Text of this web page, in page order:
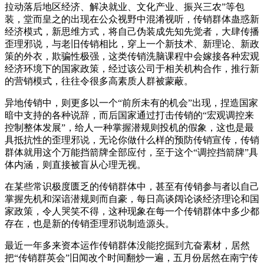
拉动落后地区经济、解决就业、文化产业、振兴三农”等包
装，堂而皇之的出现在公众视野中混淆视听，传销群体蛊惑新
经济模式，新思维方式，将自己伪装成先知先觉者，大肆传播
歪理邪说，与老旧传销相比，穿上一个新技术、新理论、新政
策的外衣，欺骗性极强，这类传销洗脑课程中会嫁接各种宏观
经济环境下的国家政策，经过该公司于相关机构合作，推行新
的营销模式，往往令很多高素质人群被蒙蔽。
异地传销中，则更多以一个“前所未有的机会”出现，捏造国家
暗中支持的各种说辞，而后国家通过打击传销的“宏观调控来
控制整体发展”，给人一种掌握潜规则投机的假象，这也是最
具抵抗性的歪理邪说，无论你做什么样的预防传销宣传，传销
群体就用这个万能挡箭牌全部应付，至于这个“调控挡箭牌”具
体内涵，则直接被盲从心理无视。
在某些常识极度匮乏的传销群体中，甚至有传销参与者以自己
掌握先机和深谙潜规则而自豪，每日高谈阔论谈经济理论和国
家政策，令人哭笑不得，这种现象在每一个传销群体中多少都
存在，也是新的传销歪理邪说制造源头。
最近一年多来资本运作传销群体没能挖掘到亢奋素材，居然
把“传销群英会”旧闻改个时间翻炒一遍，五月份居然在南宁传